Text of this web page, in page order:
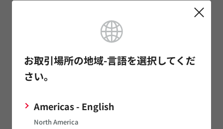
お取引場所の地域-言語を選択してくだ
さい。
Americas - English
North America
Murata Community Forum